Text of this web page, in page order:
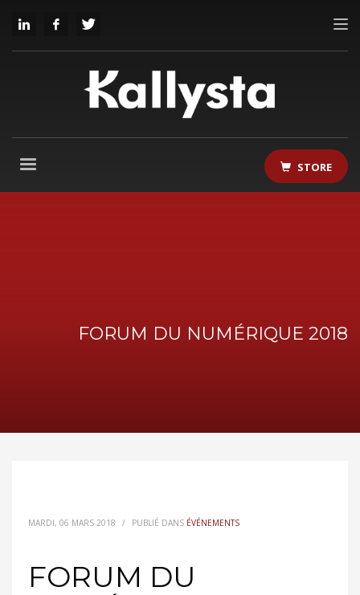
STORE
FORUM DU NUMÉRIQUE 2018
MARDI, 06 MARS 2018 / PUBLIÉ DANS ÉVÉNEMENTS
FORUM DU